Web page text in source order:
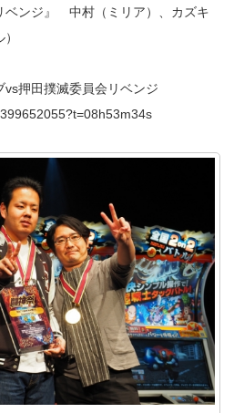
ベンジ』 中村（ミリア）、カズキ
押田撲滅委員会リベンジ